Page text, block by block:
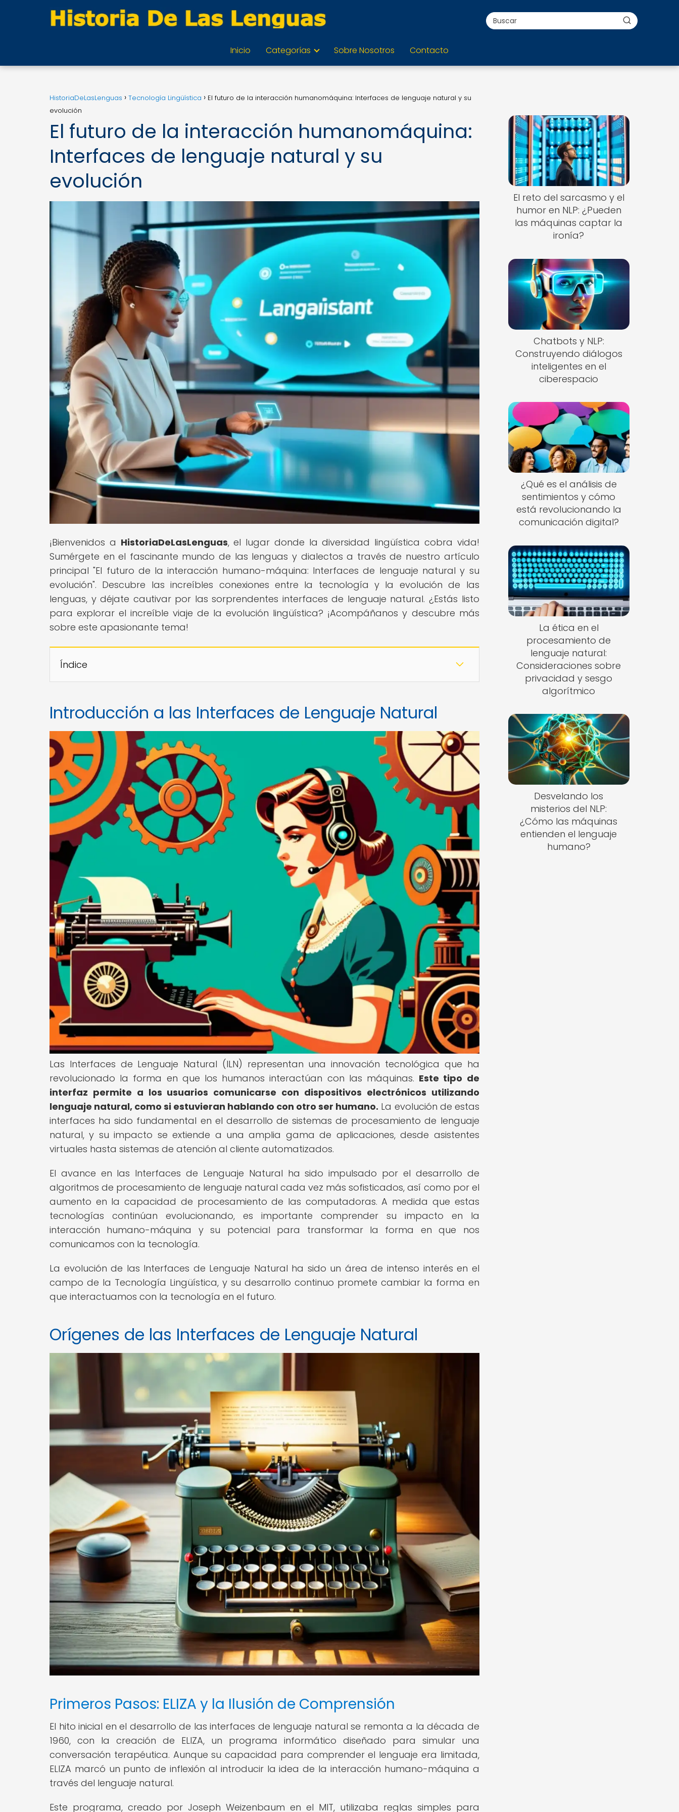
Inicio Categorías Sobre Nosotros Contacto
HistoriaDeLasLenguas Tecnología Lingüística
El futuro de la interacción humanomáquina: Interfaces de lenguaje natural y su
evolución
El futuro de la interacción humanomáquina:
Interfaces de lenguaje natural y su
evolución
¡Bienvenidos a HistoriaDeLasLenguas, el lugar donde la diversidad lingüística cobra vida!
Sumérgete en el fascinante mundo de las lenguas y dialectos a través de nuestro artículo
principal "El futuro de la interacción humano-máquina: Interfaces de lenguaje natural y su
evolución". Descubre las increíbles conexiones entre la tecnología y la evolución de las
lenguas, y déjate cautivar por las sorprendentes interfaces de lenguaje natural. ¿Estás listo
para explorar el increíble viaje de la evolución lingüística? ¡Acompáñanos y descubre más
sobre este apasionante tema!
Índice
Introducción a las Interfaces de Lenguaje Natural
Las Interfaces de Lenguaje Natural (ILN) representan una innovación tecnológica que ha
revolucionado la forma en que los humanos interactúan con las máquinas. Este tipo de
interfaz permite a los usuarios comunicarse con dispositivos electrónicos utilizando
lenguaje natural, como si estuvieran hablando con otro ser humano. La evolución de estas
interfaces ha sido fundamental en el desarrollo de sistemas de procesamiento de lenguaje
natural, y su impacto se extiende a una amplia gama de aplicaciones, desde asistentes
virtuales hasta sistemas de atención al cliente automatizados.
El avance en las Interfaces de Lenguaje Natural ha sido impulsado por el desarrollo de
algoritmos de procesamiento de lenguaje natural cada vez más sofisticados, así como por el
aumento en la capacidad de procesamiento de las computadoras. A medida que estas
tecnologías continúan evolucionando, es importante comprender su impacto en la
interacción humano-máquina y su potencial para transformar la forma en que nos
comunicamos con la tecnología.
La evolución de las Interfaces de Lenguaje Natural ha sido un área de intenso interés en el
campo de la Tecnología Lingüística, y su desarrollo continuo promete cambiar la forma en
que interactuamos con la tecnología en el futuro.
Orígenes de las Interfaces de Lenguaje Natural
Primeros Pasos: ELIZA y la Ilusión de Comprensión
El hito inicial en el desarrollo de las interfaces de lenguaje natural se remonta a la década de
1960, con la creación de ELIZA, un programa informático diseñado para simular una
conversación terapéutica. Aunque su capacidad para comprender el lenguaje era limitada,
ELIZA marcó un punto de inflexión al introducir la idea de la interacción humano-máquina a
través del lenguaje natural.
Este programa, creado por Joseph Weizenbaum en el MIT, utilizaba reglas simples para
El reto del sarcasmo y el
humor en NLP: ¿Pueden
las máquinas captar la
ironía?
Chatbots y NLP:
Construyendo diálogos
inteligentes en el
ciberespacio
¿Qué es el análisis de
sentimientos y cómo
está revolucionando la
comunicación digital?
La ética en el
procesamiento de
lenguaje natural:
Consideraciones sobre
privacidad y sesgo
algorítmico
Desvelando los
misterios del NLP:
¿Cómo las máquinas
entienden el lenguaje
humano?